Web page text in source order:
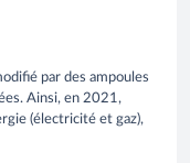
par des ampoules
Ainsi, en 2021,
(électricité et gaz),